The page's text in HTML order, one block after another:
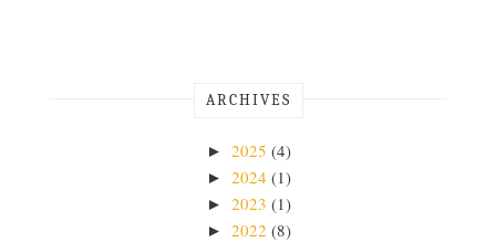
ARCHIVES
► 2025 (4)
► 2024 (1)
► 2023 (1)
► 2022 (8)